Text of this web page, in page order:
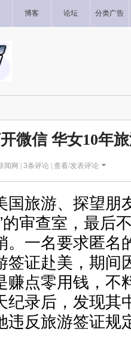
博客 论坛 分类广告
微信 华女10年
闻网 | 3条评论 | 查看/发表评论
旅游、探望朋
的审查室，最后
。一名要求匿名
签证赴美，期间
赚点零用钱，不
纪录后，发现其
违反旅游签证规